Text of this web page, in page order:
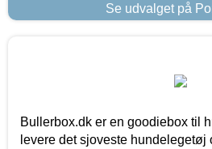
Se udvalget på
Bullerbox.dk er en goodiebox til
levere det sjoveste